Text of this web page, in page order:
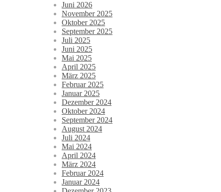
Juni 2026
November 2025
Oktober 2025
September 2025
Juli 2025
Juni 2025
Mai 2025
April 2025
März 2025
Februar 2025
Januar 2025
Dezember 2024
Oktober 2024
September 2024
August 2024
Juli 2024
Mai 2024
April 2024
März 2024
Februar 2024
Januar 2024